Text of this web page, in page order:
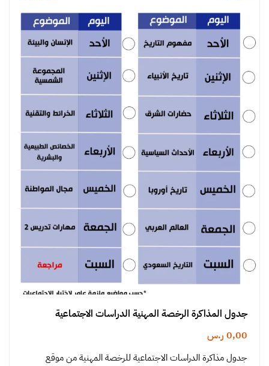
جدول المذاكرة الرخصة المهنية الدراسات الاجتماعية
0,00 ر.س
جدول مذاكرة الدراسات الاجتماعية للرخصة المهنية من موقع